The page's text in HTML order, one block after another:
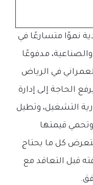
نموًا متسارعًا في
مدفوعًا
والتوسع العمراني في الرياض
الحاجة إلى إدارة
التشغيل، وتطيل
قيمتها
كل ما يحتاج
قبل التعاقد مع